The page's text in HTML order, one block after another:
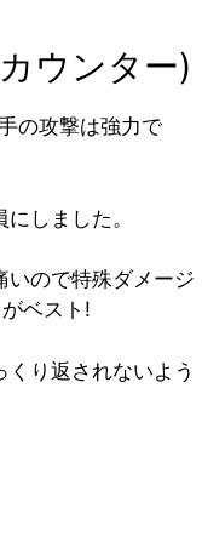
ウンター)
の攻撃は強力で
しました。
いので特殊ダメージ
ベスト!
り返されないよう